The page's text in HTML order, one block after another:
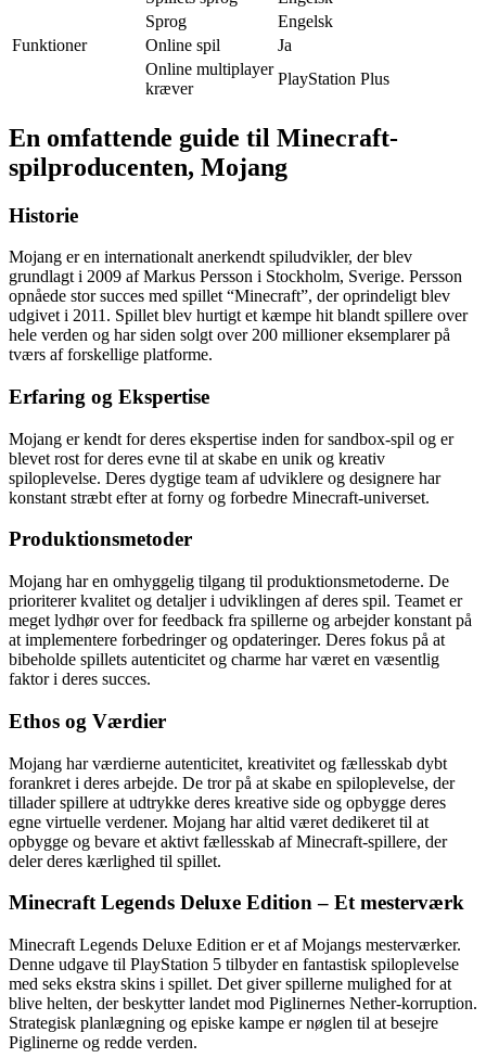
Sprog
Engelsk
Funktioner
Online spil
Ja
Online multiplayer
kræver
PlayStation Plus
En omfattende guide til Minecraft-
spilproducenten, Mojang
Historie
Mojang er en internationalt anerkendt spiludvikler, der blev
grundlagt i 2009 af Markus Persson i Stockholm, Sverige. Persson
opnåede stor succes med spillet “Minecraft”, der oprindeligt blev
udgivet i 2011. Spillet blev hurtigt et kæmpe hit blandt spillere over
hele verden og har siden solgt over 200 millioner eksemplarer på
tværs af forskellige platforme.
Erfaring og Ekspertise
Mojang er kendt for deres ekspertise inden for sandbox-spil og er
blevet rost for deres evne til at skabe en unik og kreativ
spiloplevelse. Deres dygtige team af udviklere og designere har
konstant stræbt efter at forny og forbedre Minecraft-universet.
Produktionsmetoder
Mojang har en omhyggelig tilgang til produktionsmetoderne. De
prioriterer kvalitet og detaljer i udviklingen af deres spil. Teamet er
meget lydhør over for feedback fra spillerne og arbejder konstant på
at implementere forbedringer og opdateringer. Deres fokus på at
bibeholde spillets autenticitet og charme har været en væsentlig
faktor i deres succes.
Ethos og Værdier
Mojang har værdierne autenticitet, kreativitet og fællesskab dybt
forankret i deres arbejde. De tror på at skabe en spiloplevelse, der
tillader spillere at udtrykke deres kreative side og opbygge deres
egne virtuelle verdener. Mojang har altid været dedikeret til at
opbygge og bevare et aktivt fællesskab af Minecraft-spillere, der
deler deres kærlighed til spillet.
Minecraft Legends Deluxe Edition – Et mesterværk
Minecraft Legends Deluxe Edition er et af Mojangs mesterværker.
Denne udgave til PlayStation 5 tilbyder en fantastisk spiloplevelse
med seks ekstra skins i spillet. Det giver spillerne mulighed for at
blive helten, der beskytter landet mod Piglinernes Nether-korruption.
Strategisk planlægning og episke kampe er nøglen til at besejre
Piglinerne og redde verden.